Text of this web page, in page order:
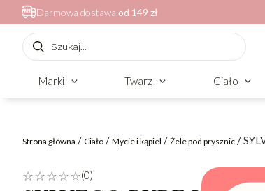
Darmowa dostawa od 149 zł
Marki Twarz Ciało
Strona główna / Ciało / Mycie i kąpiel / Żele pod prysznic /
☆☆☆☆☆(0)